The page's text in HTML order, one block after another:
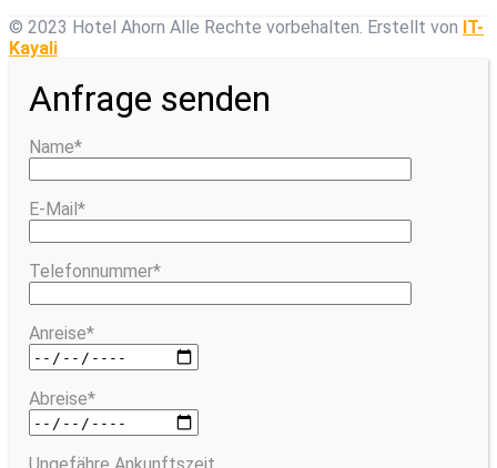
© 2023 Hotel Ahorn Alle Rechte vorbehalten. Erstellt von IT-
Kayali
Anfrage senden
Name*
E-Mail*
Telefonnummer*
Anreise*
Abreise*